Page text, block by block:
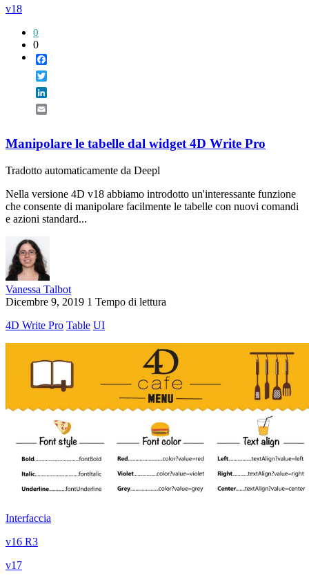
v18
0
0
Manipolare le tabelle dal widget 4D Write Pro
Tradotto automaticamente da Deepl
Nella versione 4D v18 abbiamo introdotto un'interessante funzione
che consente di manipolare facilmente le tabelle con nuovi comandi
e azioni standard...
Vanessa Talbot
Dicembre 9, 2019 1 Tempo di lettura
4D Write Pro Table UI
Interfaccia
v16 R3
v17